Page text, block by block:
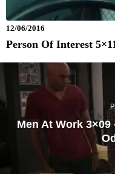
12/06/2016
Person Of Interest
Men At Work